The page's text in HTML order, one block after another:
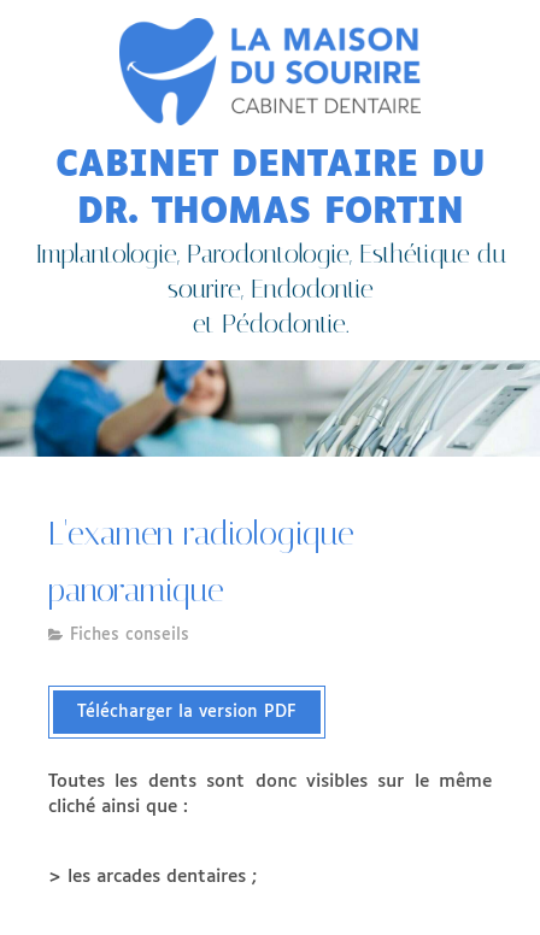
CABINET DENTAIRE DU
DR. THOMAS FORTIN
Implantologie, Parodontologie, Esthétique du
sourire, Endodontie
et Pédodontie.
L'examen radiologique
panoramique
Fiches conseils
Télécharger la version PDF
Toutes les dents sont donc visibles sur le même
cliché ainsi que :
> les arcades dentaires ;